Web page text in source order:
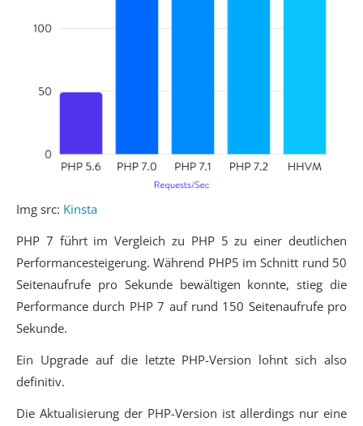
Img src: Kinsta
PHP 7 führt im Vergleich zu PHP 5 zu einer deutlichen
Performancesteigerung. Während PHP5 im Schnitt rund 50
Seitenaufrufe pro Sekunde bewältigen konnte, stieg die
Performance durch PHP 7 auf rund 150 Seitenaufrufe pro
Sekunde.
Ein Upgrade auf die letzte PHP-Version lohnt sich also
definitiv.
Die Aktualisierung der PHP-Version ist allerdings nur eine